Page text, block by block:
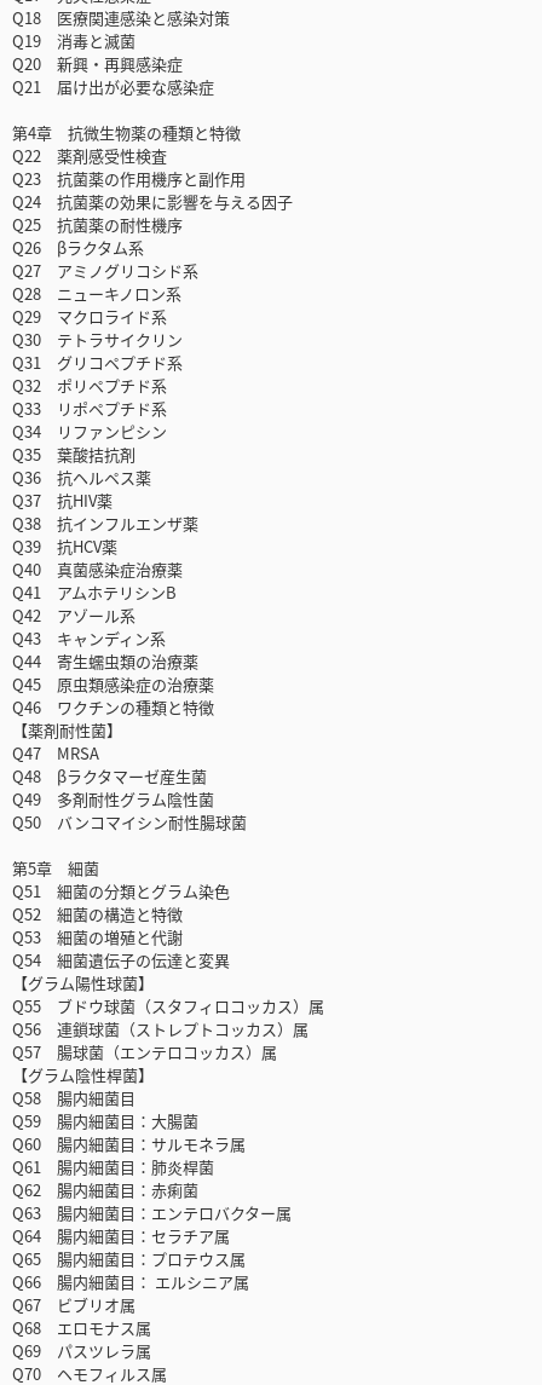
Q18 医療関連感染と感染対策
Q19 消毒と滅菌
Q20 新興・再興感染症
Q21 届け出が必要な感染症
第4章 抗微生物薬の種類と特徴
Q22 薬剤感受性検査
Q23 抗菌薬の作用機序と副作用
Q24 抗菌薬の効果に影響を与える因子
Q25 抗菌薬の耐性機序
Q26 βラクタム系
Q27 アミノグリコシド系
Q28 ニューキノロン系
Q29 マクロライド系
Q30 テトラサイクリン
Q31 グリコペプチド系
Q32 ポリペプチド系
Q33 リポペプチド系
Q34 リファンピシン
Q35 葉酸拮抗剤
Q36 抗ヘルペス薬
Q37 抗HIV薬
Q38 抗インフルエンザ薬
Q39 抗HCV薬
Q40 真菌感染症治療薬
Q41 アムホテリシンB
Q42 アゾール系
Q43 キャンディン系
Q44 寄生蠕虫類の治療薬
Q45 原虫類感染症の治療薬
Q46 ワクチンの種類と特徴
【薬剤耐性菌】
Q47 MRSA
Q48 βラクタマーゼ産生菌
Q49 多剤耐性グラム陰性菌
Q50 バンコマイシン耐性腸球菌
第5章 細菌
Q51 細菌の分類とグラム染色
Q52 細菌の構造と特徴
Q53 細菌の増殖と代謝
Q54 細菌遺伝子の伝達と変異
【グラム陽性球菌】
Q55 ブドウ球菌（スタフィロコッカス）属
Q56 連鎖球菌（ストレプトコッカス）属
Q57 腸球菌（エンテロコッカス）属
【グラム陰性桿菌】
Q58 腸内細菌目
Q59 腸内細菌目：大腸菌
Q60 腸内細菌目：サルモネラ属
Q61 腸内細菌目：肺炎桿菌
Q62 腸内細菌目：赤痢菌
Q63 腸内細菌目：エンテロバクター属
Q64 腸内細菌目：セラチア属
Q65 腸内細菌目：プロテウス属
Q66 腸内細菌目： エルシニア属
Q67 ビブリオ属
Q68 エロモナス属
Q69 パスツレラ属
Q70 ヘモフィルス属